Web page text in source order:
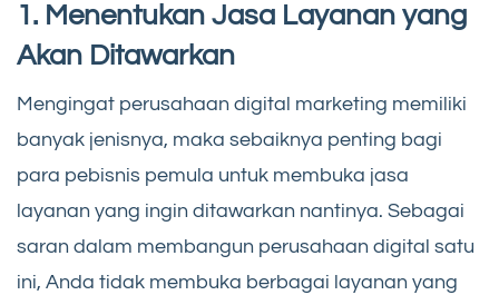
1. Menentukan Jasa Layanan yang
Akan Ditawarkan
Mengingat perusahaan digital marketing memiliki
banyak jenisnya, maka sebaiknya penting bagi
para pebisnis pemula untuk membuka jasa
layanan yang ingin ditawarkan nantinya. Sebagai
saran dalam membangun perusahaan digital satu
ini, Anda tidak membuka berbagai layanan yang